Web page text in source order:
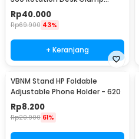
Smartphone Holder - D9
Rp40.000
Rp69.900 43%
+ Keranjang
VBNM Stand HP Foldable
Adjustable Phone Holder - 620
Rp8.200
Rp20.900 61%